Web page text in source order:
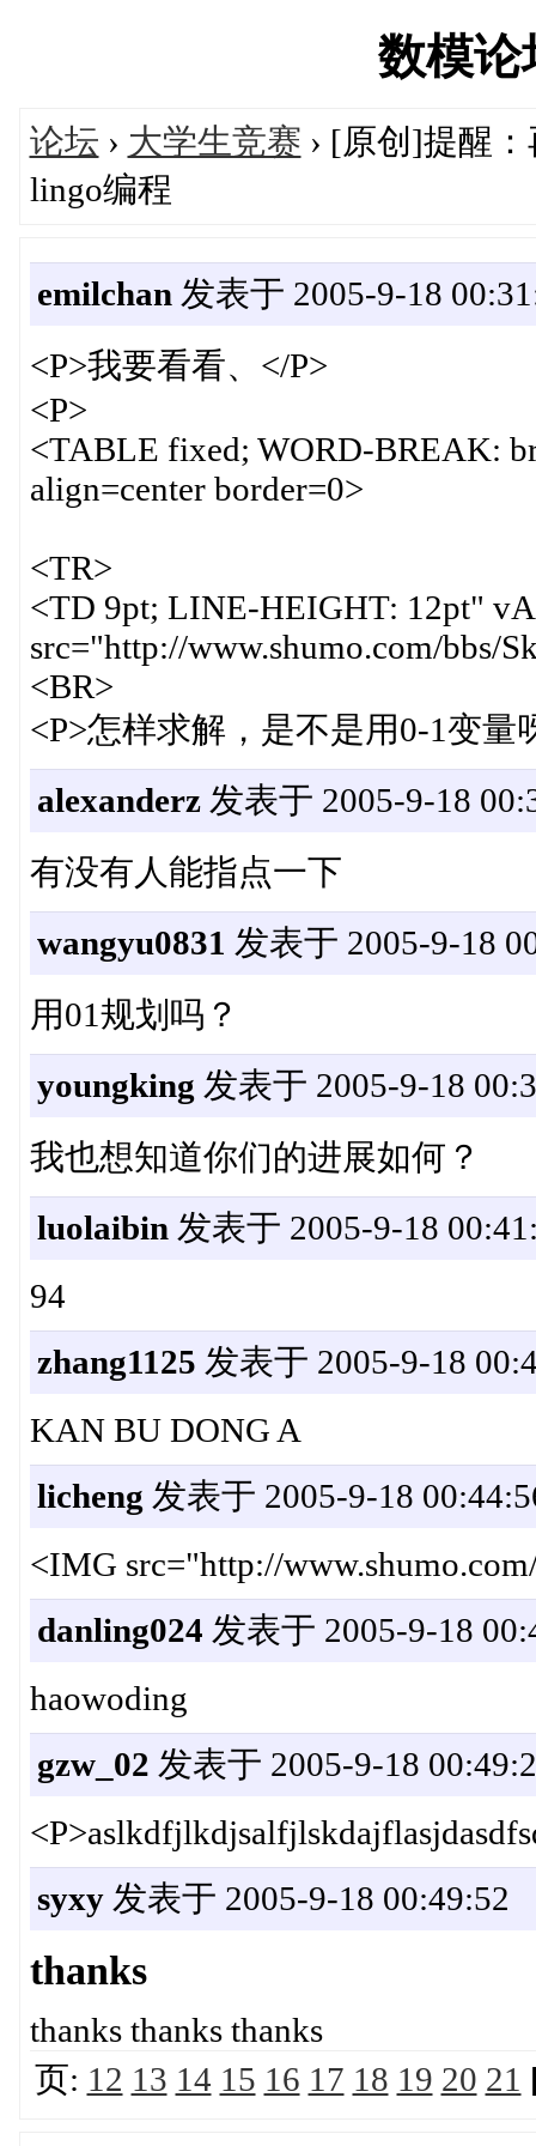
数模论
论坛 › 大学生竞赛 › [原创]提醒
lingo编程
emilchan 发表于 2005-9-18
<P>我要看看、</P>
<P>
<TABLE fixed; WORD-BREAK:
align=center border=0>
<TR>
<TD 9pt; LINE-HEIGHT: 12pt"
src="http://www.shumo.com/bbs/
<BR>
<P>怎样求解，是不是用0-1变量
alexanderz发表于 2005-9-18
有没有人能指点一下
wangyu0831 发表于 2005-9-18
用01规划吗？
youngking 发表于 2005-9-18
我也想知道你们的进展如何？
luolaibin 发表于 2005-9-18
94
zhang1125 发表于 2005-9-18
KAN BU DONG A
licheng 发表于 2005-9-18
<IMG src="http://
danling024 发表于 2005-9-18
haowoding
gzw_02 发表于 2005-9-18
syxy发表于 2005-9-18 00:49:52
thanks
thanks thanks thanks
页: 12 13 14 15 16 17 18 19 20 21